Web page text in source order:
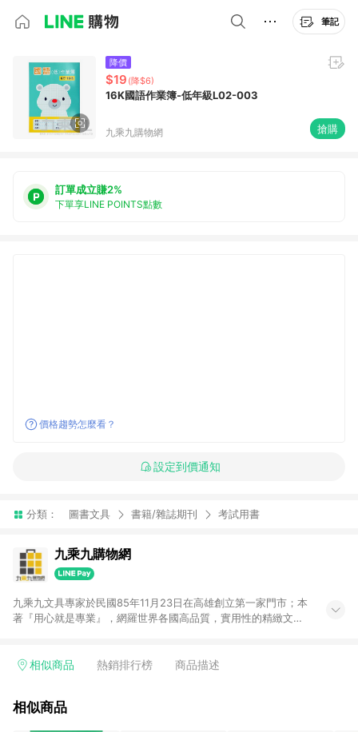
筆記
降價
$19 (降$6)
16K國語作業簿-低年級L02-003
九乘九購物網 搶購
訂單成立賺2%
下單享LINE POINTS點數
價格趨勢怎麼看？
設定到價通知
分類： 圖書文具 書籍/雜誌期刊 考試用書
九乘九購物網
九乘九文具專家於民國85年11月23日在高雄創立第一家門市；本
著『用心就是專業』，網羅世界各國高品質，實用性的精緻文具
非店舖通路及整合虛實行銷為目標，並以完整的物流倉儲系統，
才享有回饋，點數將於廠商出貨後 30 天前後發送。 (2) 門市訂
相似商品 熱銷排行榜 商品描述
相似商品